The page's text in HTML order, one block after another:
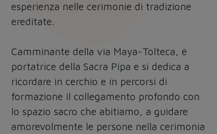
esperienza nelle cerimonie di tradizione
ereditate.
Camminante della via Maya-Tolteca, è
portatrice della Sacra Pipa e si dedica a
ricordare in cerchio e in percorsi di
formazione il collegamento profondo con
lo spazio sacro che abitiamo, a guidare
amorevolmente le persone nella cerimonia